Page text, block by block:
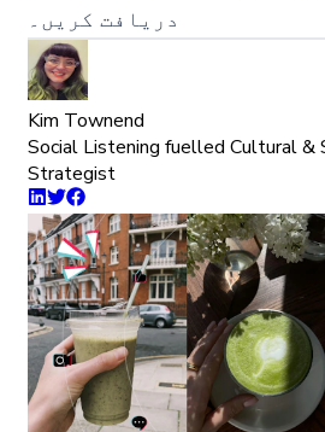
دریافت کریں۔
Kim Townend
Social Listening fuelled Cultural &
Strategist